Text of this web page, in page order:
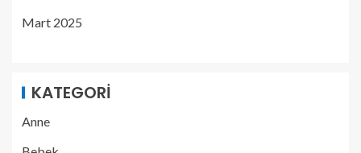
Mart 2025
KATEGORI
Anne